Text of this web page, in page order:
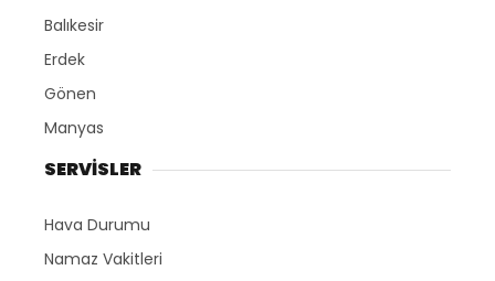
Balıkesir
Erdek
Gönen
Manyas
SERVİSLER
Hava Durumu
Namaz Vakitleri